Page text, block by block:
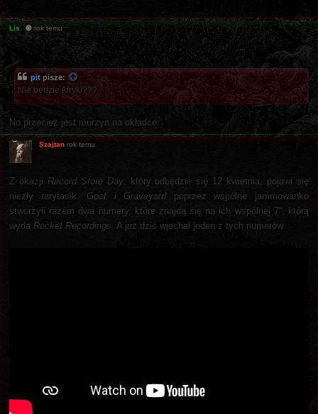
Lis rok temu
pit pisze:
Nie będzie Afryki???
No przecież jest murzyn na okładce.
Szajtan rok temu
Z okazji Record Store Day, który odbędzie się 12 kwietnia, pojawi się
niezły rarytasik. Goat i Graveyard poprzez wspólne jammowanko
stworzyli razem dwa numery, które znajdą się na ich wspólnej 7'', którą
wyda Rocket Recordings. A już dziś wjechał jeden z tych numerów.